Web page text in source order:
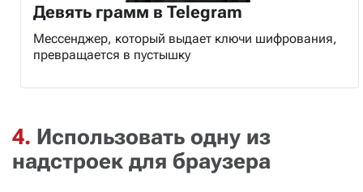
Девять грамм в Telegram
Мессенджер, который выдает ключи шифрования,
превращается в пустышку
4. Использовать одну из
надстроек для браузера